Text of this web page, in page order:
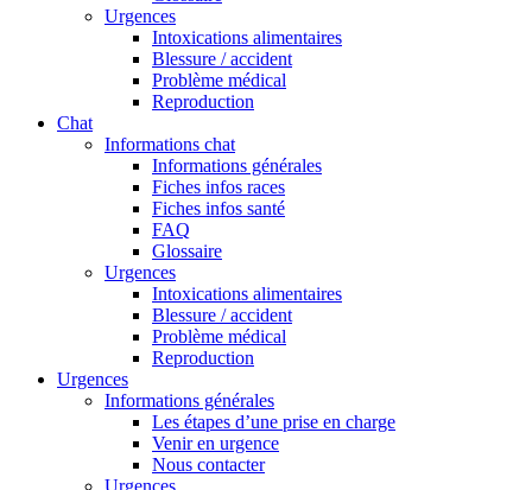
Urgences
Intoxications alimentaires
Blessure / accident
Problème médical
Reproduction
Chat
Informations chat
Informations générales
Fiches infos races
Fiches infos santé
FAQ
Glossaire
Urgences
Intoxications alimentaires
Blessure / accident
Problème médical
Reproduction
Urgences
Informations générales
Les étapes d’une prise en charge
Venir en urgence
Nous contacter
Urgences